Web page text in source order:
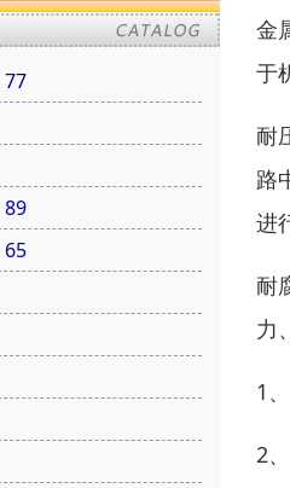
77
89
65
金
于
耐
路
进
耐
力
1
2